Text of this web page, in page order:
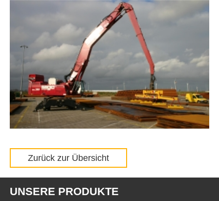
Zurück zur Übersicht
UNSERE PRODUKTE